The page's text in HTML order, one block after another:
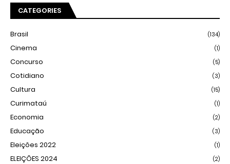
CATEGORIES
Brasil (134)
Cinema (1)
Concurso (5)
Cotidiano (3)
Cultura (15)
Curimataú (1)
Economia (2)
Educação (3)
Eleições 2022 (1)
ELEIÇÕES 2024 (2)